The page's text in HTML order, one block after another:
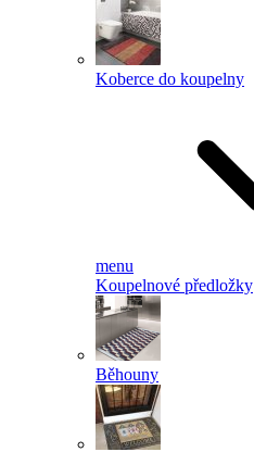
Koberce do koupelny
menu
Koupelnové předložky
Běhouny